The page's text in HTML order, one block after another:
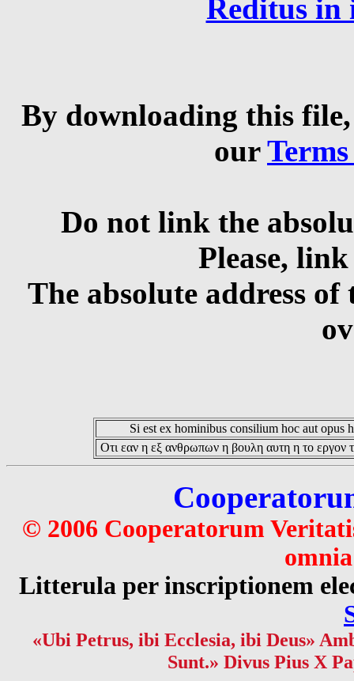
Reditus in
By downloading this
our
Do not link the
Please,
The absolute address
Si est ex hominibus consilium hoc aut opus
Οτι εαν η εξ ανθρωπων η βουλη αυτη η το εργον
© 2006 Cooperatorum
Litterula per inscriptionem
«Ubi Petrus, ibi Ecclesia, ibi Deus»
Sunt.» Divus Pius X